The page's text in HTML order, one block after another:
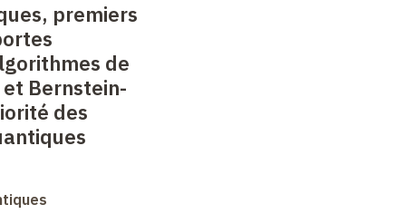
premiers
de
Bernstein-
des